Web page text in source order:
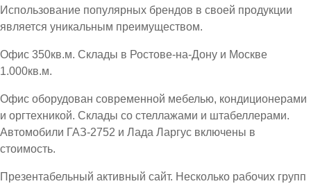
Использование популярных брендов в своей продукции
является уникальным преимуществом.
Офис 350кв.м. Склады в Ростове-на-Дону и Москве
1.000кв.м.
Офис оборудован современной мебелью, кондиционерами
и оргтехникой. Склады со стеллажами и штабеллерами.
Автомобили ГАЗ-2752 и Лада Ларгус включены в
стоимость.
Презентабельный активный сайт. Несколько рабочих групп